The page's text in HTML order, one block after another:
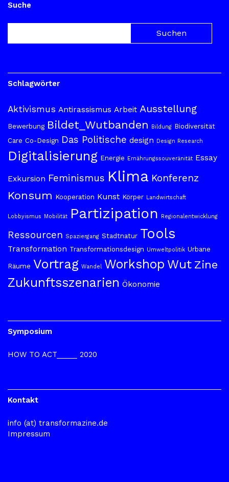
Suche
Schlagwörter
Aktivismus Antirassismus Arbeit Ausstellung
Bewerbung Bildet_Wutbanden Bildung Biodiversität
Care Co-Design Das Politische design Design Research
Digitalisierung Energie Ernährungssouveränität Essay
Exkursion Feminismus Klima Konferenz
Konsum Kooperation Kunst Körper Landwirtschaft
Lobbyismus Mobilität Partizipation Regionalentwicklung
Ressourcen Spaziergang Stadtnatur Tools
Transformation Transformationsdesign Umweltpolitik Urbane
Räume Vortrag Wandel Workshop Wut Zine
Zukunftsszenarien Ökonomie
Symposium
HOW TO ACT_____ 2020
Kontakt
info (at) transformazine.de
Impressum